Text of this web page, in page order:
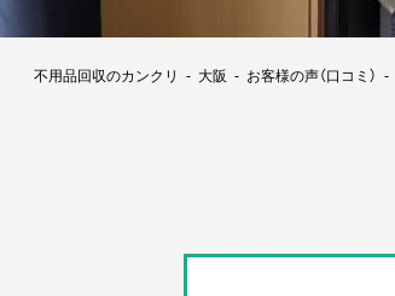
不用品回収のカンクリ 大阪 お客様の声（口コミ）